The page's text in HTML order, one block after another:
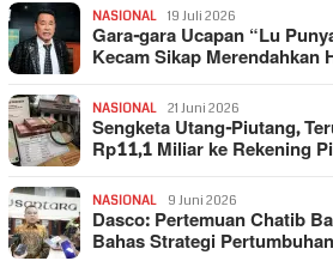
NASIONAL 19 Juli 2026
Gara-gara Ucapan “Lu
Kecam Sikap Merendahkan
NASIONAL 21 Juni 2026
Sengketa Utang-Piutang,
Rp11,1 Miliar ke Rekening
NASIONAL 9 Juni 2026
Dasco: Pertemuan Chatib
Bahas Strategi